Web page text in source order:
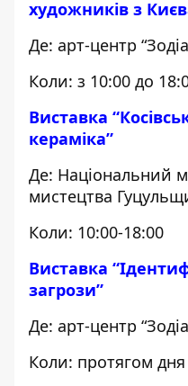
художників з
Де: арт-центр
Коли: з 10:00 до
Виставка
кераміка”
Де: Національний
мистецтва
Коли: 10:00-18:00
Виставка
загрози”
Де: арт-центр
Коли: протягом дня